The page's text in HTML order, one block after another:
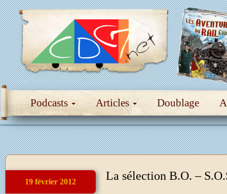
Podcasts Articles Doublage
19 février 2012 La sélection B.O. –